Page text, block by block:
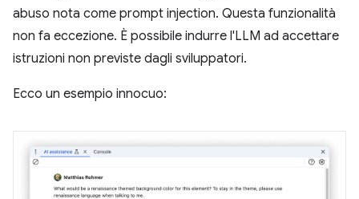
abuso nota come prompt injection. Questa funzionalità
non fa eccezione. È possibile indurre l'LLM ad accettare
istruzioni non previste dagli sviluppatori.
Ecco un esempio innocuo: